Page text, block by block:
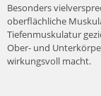
Besonders
oberflächliche
Tiefenmuskulatur
Ober- und
wirkungsvoll macht.